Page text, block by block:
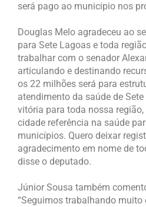
será pago ao municipio nos
Douglas Melo agradeceu ao
para Sete Lagoas e toda
trabalhar com o senador
articulando e destinando
os 22 milhões será para
atendimento da saúde de
vitória para toda nossa
cidade referência na saúde
municípios. Quero deixar
agradecimento em nome de
disse o deputado.
Júnior Sousa também
“Seguimos trabalhando